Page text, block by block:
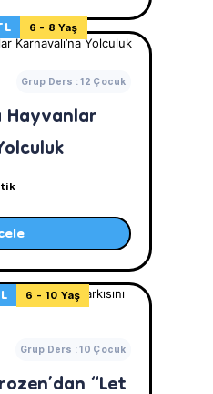
6 - 8 Yaş
Grup Ders : 12 Çocuk
Hayvanlar
6 - 10 Yaş
Grup Ders : 10 Çocuk